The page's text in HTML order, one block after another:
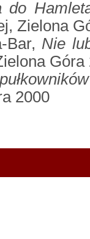
do
Zielona
Bar, Nie
Góra
2000